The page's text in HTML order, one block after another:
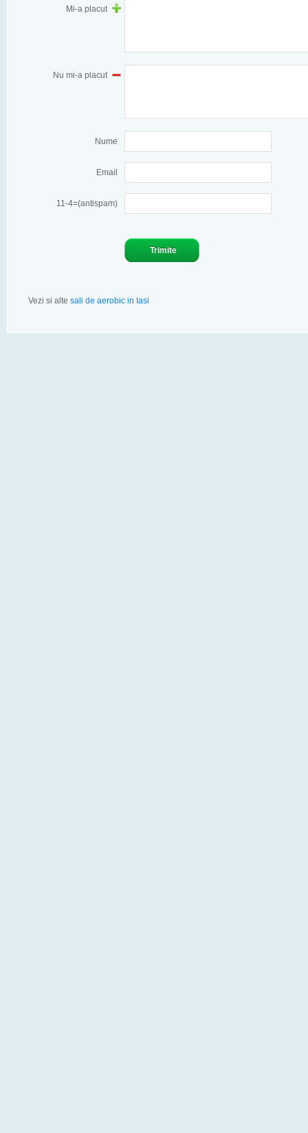
Mi-a placut
Nu mi-a placut
Nume
Email
11-4=(antispam)
Vezi si alte sali de aerobic in Iasi